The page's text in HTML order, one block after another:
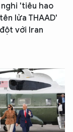
'tiêu hao
lửa THAAD'
với Iran
hỗ trợ!